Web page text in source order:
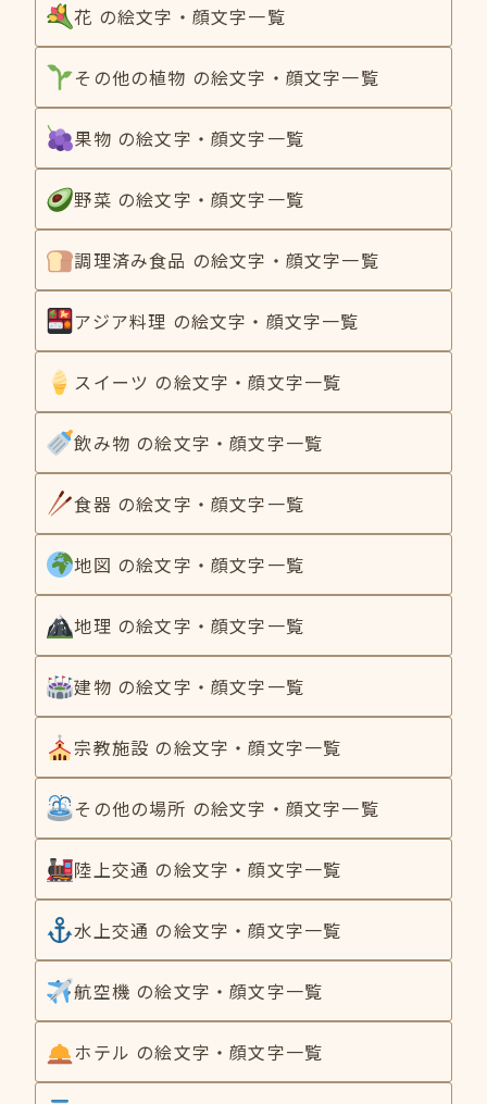
花 の絵文字・顔文字一覧
その他の植物 の絵文字・顔文字一覧
果物 の絵文字・顔文字一覧
野菜 の絵文字・顔文字一覧
調理済み食品 の絵文字・顔文字一覧
アジア料理 の絵文字・顔文字一覧
スイーツ の絵文字・顔文字一覧
飲み物 の絵文字・顔文字一覧
食器 の絵文字・顔文字一覧
地図 の絵文字・顔文字一覧
地理 の絵文字・顔文字一覧
建物 の絵文字・顔文字一覧
宗教施設 の絵文字・顔文字一覧
その他の場所 の絵文字・顔文字一覧
陸上交通 の絵文字・顔文字一覧
水上交通 の絵文字・顔文字一覧
航空機 の絵文字・顔文字一覧
ホテル の絵文字・顔文字一覧